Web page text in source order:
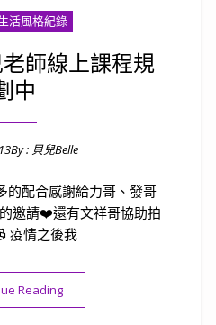
活風格紀錄
師線上課程規
中
By : 貝兒Belle
的配合感謝給力哥、發哥
邀請❤️還有文祥哥協助拍
疫情之後我
Reading“💙公告｜貝兒老師線上課程